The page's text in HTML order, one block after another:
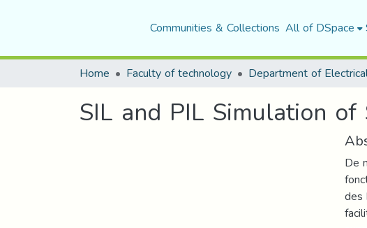
Communities & Collections All of DSpace
Home Faculty of technology
SIL and PIL Simulation
De
des